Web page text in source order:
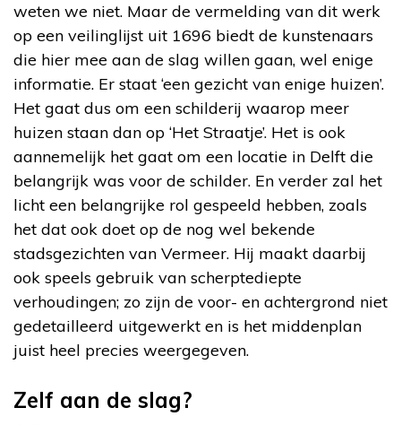
weten we niet. Maar de vermelding van dit werk
op een veilinglijst uit 1696 biedt de kunstenaars
die hier mee aan de slag willen gaan, wel enige
informatie. Er staat ‘een gezicht van enige huizen’.
Het gaat dus om een schilderij waarop meer
huizen staan dan op ‘Het Straatje’. Het is ook
aannemelijk het gaat om een locatie in Delft die
belangrijk was voor de schilder. En verder zal het
licht een belangrijke rol gespeeld hebben, zoals
het dat ook doet op de nog wel bekende
stadsgezichten van Vermeer. Hij maakt daarbij
ook speels gebruik van scherptediepte
verhoudingen; zo zijn de voor- en achtergrond niet
gedetailleerd uitgewerkt en is het middenplan
juist heel precies weergegeven.
Zelf aan de slag?